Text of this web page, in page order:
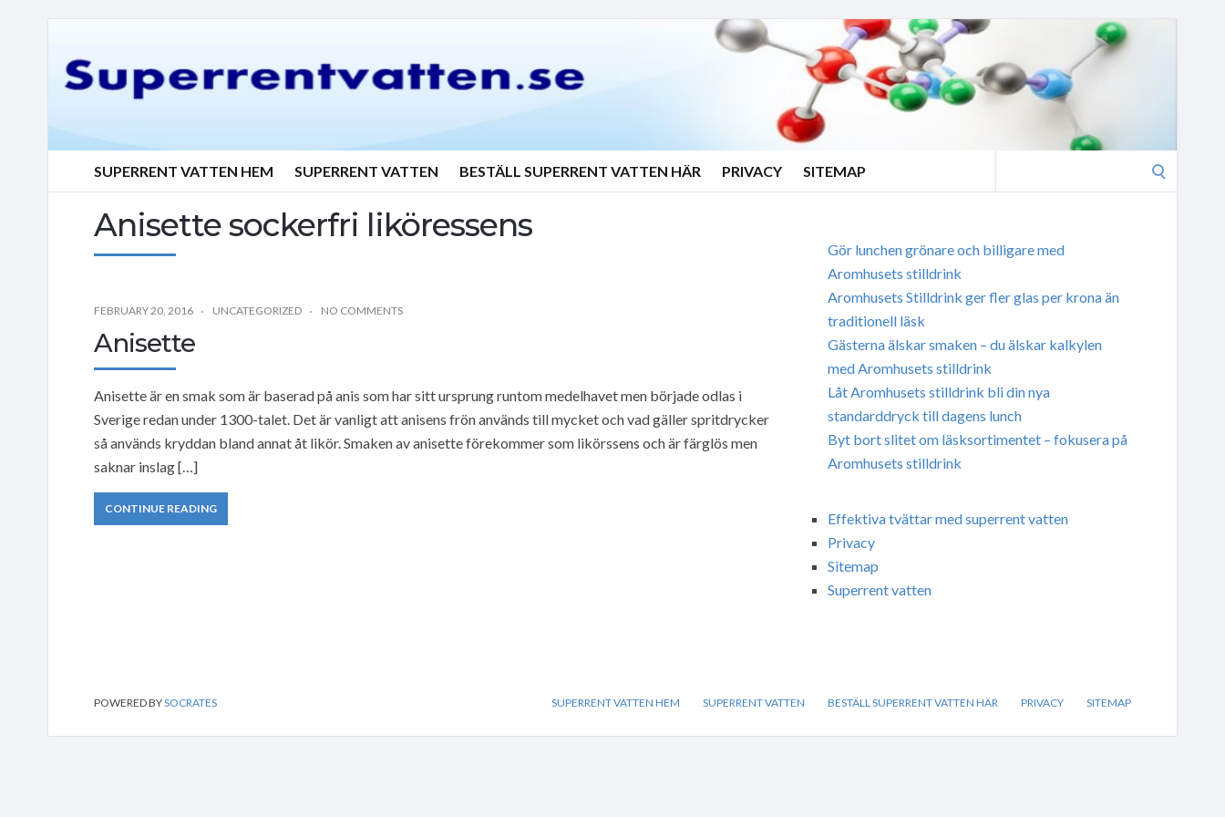
SUPERRENT VATTEN HEM SUPERRENT VATTEN BESTÄLL SUPERRENT VATTEN HÄR PRIVACY SITEMAP
Anisette sockerfri liköressens
FEBRUARY 20, 2016 UNCATEGORIZED NO COMMENTS
Anisette
Anisette är en smak som är baserad på anis som har sitt ursprung runtom medelhavet men började odlas i
Sverige redan under 1300-talet. Det är vanligt att anisens frön används till mycket och vad gäller spritdrycker
så används kryddan bland annat åt likör. Smaken av anisette förekommer som likörssens och är färglös men
saknar inslag […]
CONTINUE READING
Gör lunchen grönare och billigare med
Aromhusets stilldrink
Aromhusets Stilldrink ger fler glas per krona än
traditionell läsk
Gästerna älskar smaken – du älskar kalkylen
med Aromhusets stilldrink
Låt Aromhusets stilldrink bli din nya
standarddryck till dagens lunch
Byt bort slitet om läsksortimentet – fokusera på
Aromhusets stilldrink
Effektiva tvättar med superrent vatten
Privacy
Sitemap
Superrent vatten
POWERED BYSOCRATES SUPERRENT VATTEN HEM SUPERRENT VATTEN BESTÄLL SUPERRENT VATTEN HÄR PRIVACY SITEMAP